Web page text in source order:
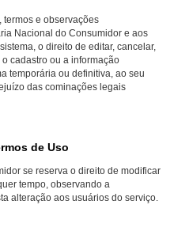
termos e observações
Nacional do Consumidor e aos
o direito de editar, cancelar,
cadastro ou a informação
temporária ou definitiva, ao seu
das cominações legais
de Uso
se reserva o direito de modificar
tempo, observando a
alteração aos usuários do serviço.